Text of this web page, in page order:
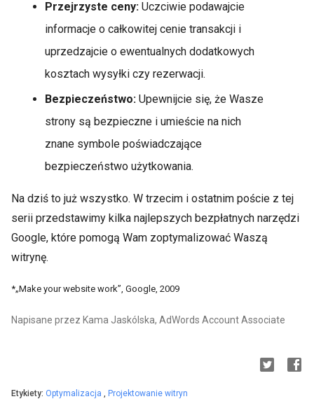
Przejrzyste ceny: Uczciwie podawajcie
informacje o całkowitej cenie transakcji i
uprzedzajcie o ewentualnych dodatkowych
kosztach wysyłki czy rezerwacji.
Bezpieczeństwo: Upewnijcie się, że Wasze
strony są bezpieczne i umieście na nich
znane symbole poświadczające
bezpieczeństwo użytkowania.
Na dziś to już wszystko. W trzecim i ostatnim poście z tej
serii przedstawimy kilka najlepszych bezpłatnych narzędzi
Google, które pomogą Wam zoptymalizować Waszą
witrynę.
*„Make your website work”, Google, 2009
Napisane przez Kama Jaskólska, AdWords Account Associate
Etykiety: Optymalizacja , Projektowanie witryn